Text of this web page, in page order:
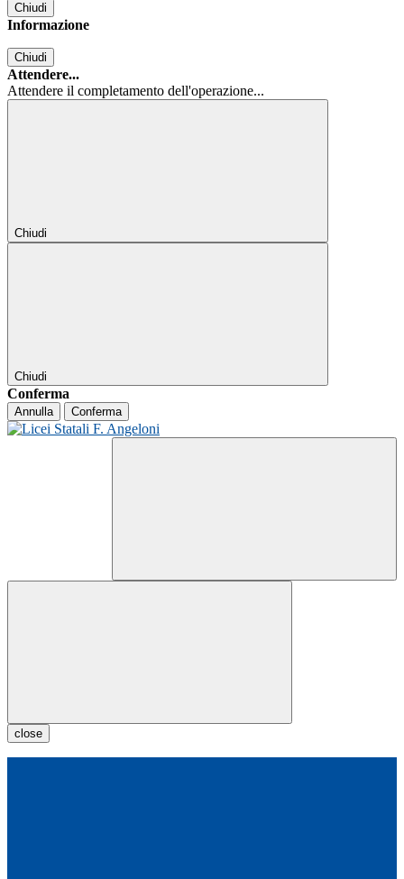
Chiudi
Informazione
Chiudi
Attendere...
Attendere il completamento dell'operazione...
Chiudi
Chiudi
Conferma
Annulla Conferma
close